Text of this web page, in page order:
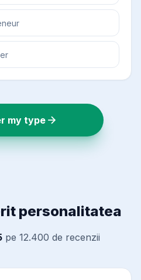
my type
personalitatea
pe 12.400 de recenzii